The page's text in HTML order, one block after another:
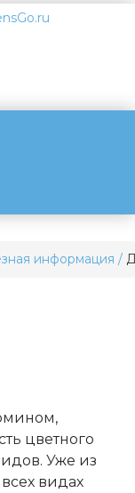
информация
цветного
Уже из